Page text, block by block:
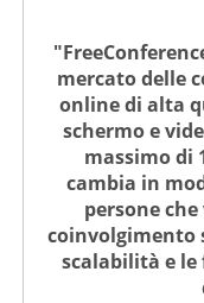
mercato delle
online di alta
schermo e
massimo di
cambia in
persone
coinvolgimento
scalabilità e